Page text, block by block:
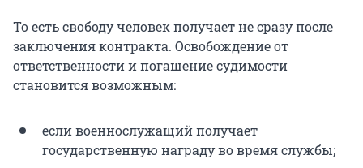
То есть свободу человек получает не сразу после
заключения контракта. Освобождение от
ответственности и погашение судимости
становится возможным:
если военнослужащий получает
государственную награду во время службы;